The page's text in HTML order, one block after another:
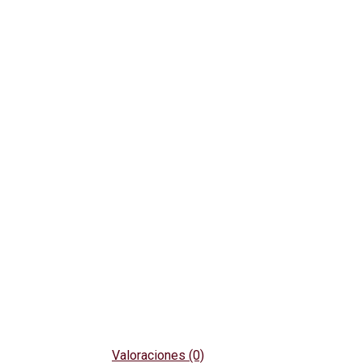
Valoraciones (0)